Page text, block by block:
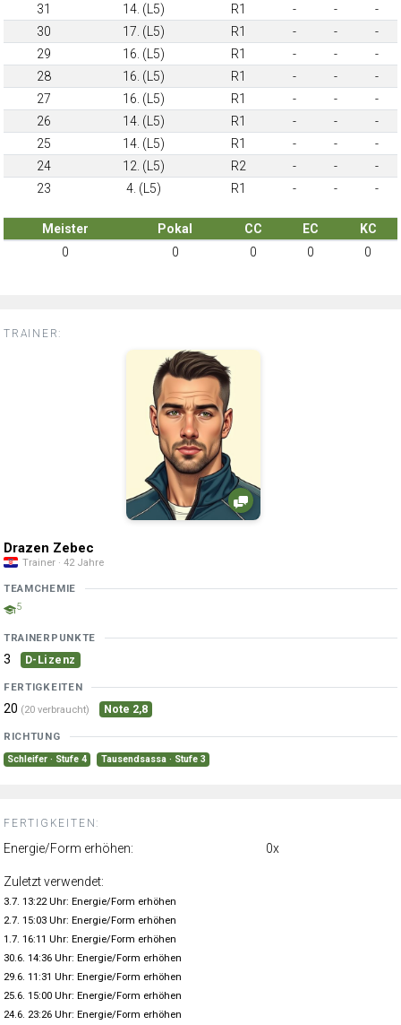
31
14. (L5) R1 - -
-
30
17. (L5) R1 - -
-
29
16. (L5) R1 - -
-
28
16. (L5) R1 - -
-
27
16. (L5) R1 - -
-
26
14. (L5) R1 - -
-
25
14. (L5) R1 - -
-
24
12. (L5) R2 - -
-
23
4. (L5) R1 - - -
Meister Pokal CC EC
KC
0
0 0 0 0
TRAINER:
Drazen Zebec
Trainer · 42 Jahre
TEAMCHEMIE
5
TRAINERPUNKTE
3 D-Lizenz
FERTIGKEITEN
20 (20 verbraucht) Note 2,8
RICHTUNG
Schleifer · Stufe 4 Tausendsassa · Stufe 3
FERTIGKEITEN:
Energie/Form erhöhen: 0x
Zuletzt verwendet:
3.7. 13:22 Uhr: Energie/Form erhöhen
2.7. 15:03 Uhr: Energie/Form erhöhen
1.7. 16:11 Uhr: Energie/Form erhöhen
30.6. 14:36 Uhr: Energie/Form erhöhen
29.6. 11:31 Uhr: Energie/Form erhöhen
25.6. 15:00 Uhr: Energie/Form erhöhen
24.6. 23:26 Uhr: Energie/Form erhöhen